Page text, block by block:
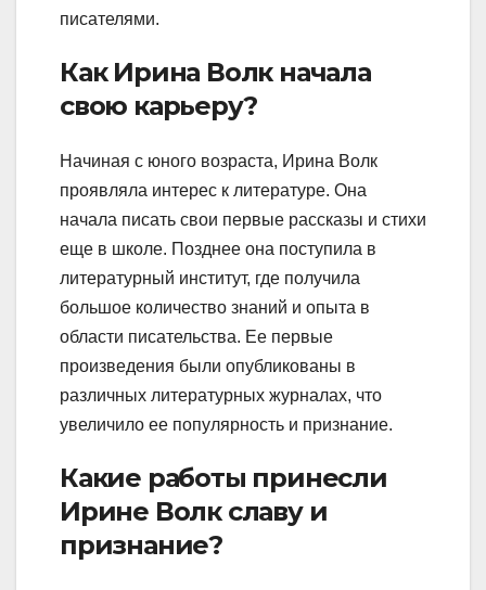
писателями.
Как Ирина Волк начала
свою карьеру?
Начиная с юного возраста, Ирина Волк
проявляла интерес к литературе. Она
начала писать свои первые рассказы и стихи
еще в школе. Позднее она поступила в
литературный институт, где получила
большое количество знаний и опыта в
области писательства. Ее первые
произведения были опубликованы в
различных литературных журналах, что
увеличило ее популярность и признание.
Какие работы принесли
Ирине Волк славу и
признание?